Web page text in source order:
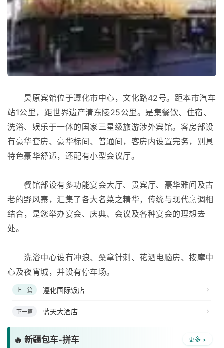
昊原宾馆位于遵化市中心，文化路42号。距本市汽车
站1公里，距世界遗产清东陵25公里。是集餐饮、住宿、
洗浴、娱乐于一体的国家三星级旅游涉外宾馆。客房部设
有豪华套房、豪华标间、普通间，客房内设置完务，别具
特色豪华舒适，还配有小型会议厅。
餐馆部设有多功能宴会大厅、贵宾厅、豪华雅间及古
老的野风寨，汇集了各大名菜之精华，传统与现代烹调相
结合，是您举办宴会、庆典、会议及各种宴会的理想去
处。
洗浴中心设有冲浪、桑拿针刺、花洒电脑房、按摩中
心及夜宵城，并设有停车场。
上一篇 遵化国际饭店
下一篇 蓝天大酒店
🔥 新疆包车-拼车 更多 >